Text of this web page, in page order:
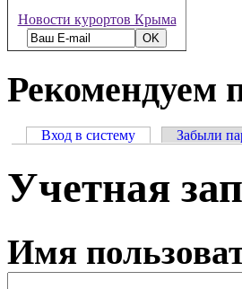
Новости курортов Крыма
Рекомендуем
Вход в систему Забыли
Учетная
Имя